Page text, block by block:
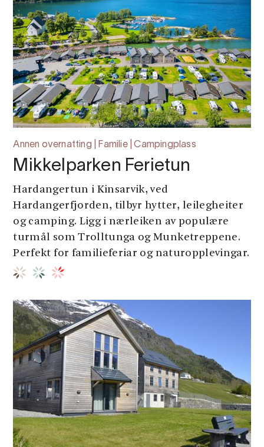
Annen overnatting | Familie | Campingplass
Mikkelparken Ferietun
Hardangertun i Kinsarvik, ved
Hardangerfjorden, tilbyr hytter, leilegheiter
og camping. Ligg i nærleiken av populære
turmål som Trolltunga og Munketreppene.
Perfekt for familieferiar og naturopplevingar.